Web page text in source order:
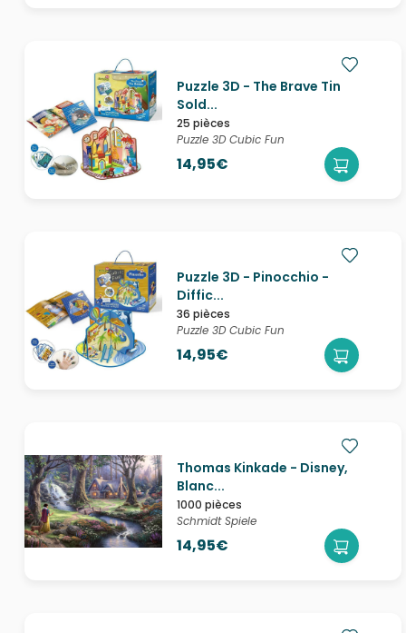
Puzzle 3D - The Brave Tin
Sold...
25 pièces
Puzzle 3D Cubic Fun
14,95€
Puzzle 3D - Pinocchio -
Diffic...
36 pièces
Puzzle 3D Cubic Fun
14,95€
Thomas Kinkade - Disney,
Blanc...
1000 pièces
Schmidt Spiele
14,95€